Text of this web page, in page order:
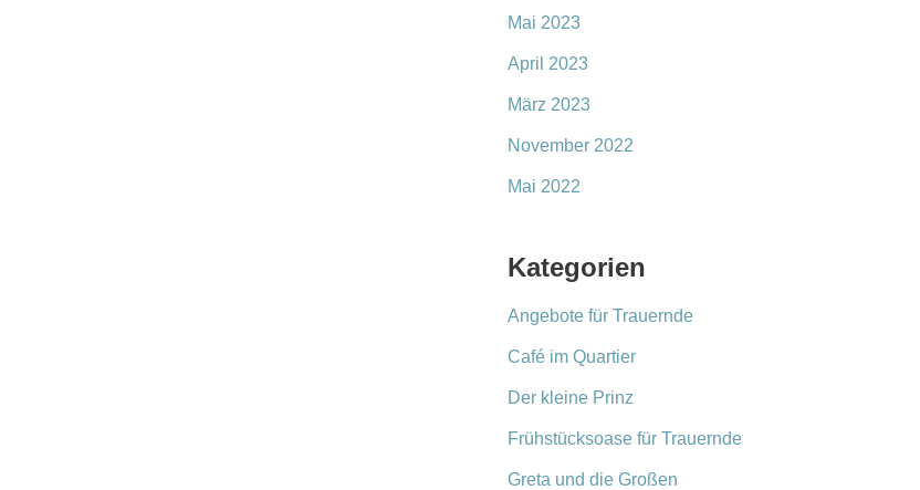
Mai 2023
April 2023
März 2023
November 2022
Mai 2022
Kategorien
Angebote für Trauernde
Café im Quartier
Der kleine Prinz
Frühstücksoase für Trauernde
Greta und die Großen